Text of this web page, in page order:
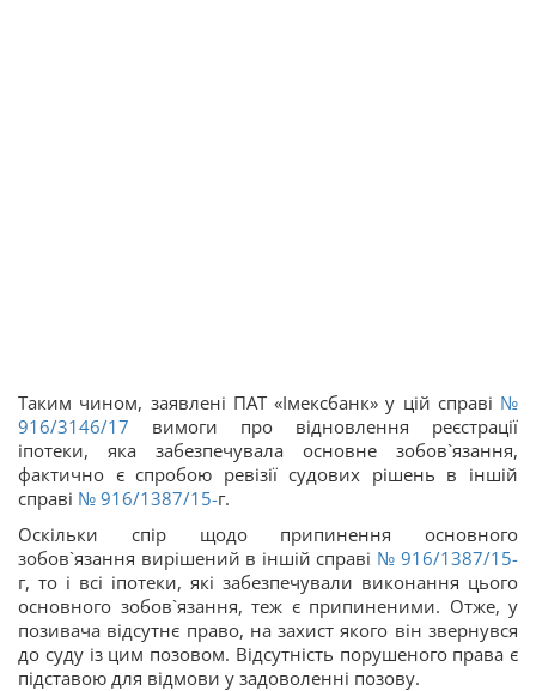
Таким чином, заявлені ПАТ «Імексбанк» у цій справі №
916/3146/17 вимоги про відновлення реєстрації
іпотеки, яка забезпечувала основне зобов`язання,
фактично є спробою ревізії судових рішень в іншій
справі № 916/1387/15-г.
Оскільки спір щодо припинення основного
зобов`язання вирішений в іншій справі № 916/1387/15-
г, то і всі іпотеки, які забезпечували виконання цього
основного зобов`язання, теж є припиненими. Отже, у
позивача відсутнє право, на захист якого він звернувся
до суду із цим позовом. Відсутність порушеного права є
підставою для відмови у задоволенні позову.